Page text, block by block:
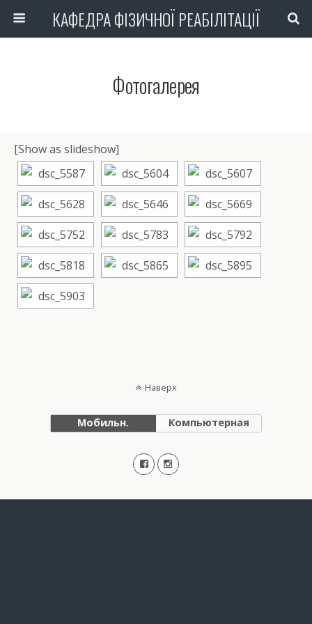
КАФЕДРА ФІЗИЧНОЇ РЕАБІЛІТАЦІЇ
Фотогалерея
[Show as slideshow]
Наверх
Мобильн. Компьютерная